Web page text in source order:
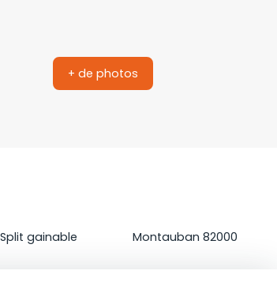
+ de photos
Split gainable
Montauban 82000